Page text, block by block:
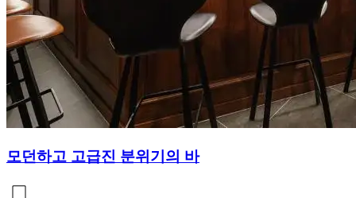
모던하고 고급진 분위기의 바